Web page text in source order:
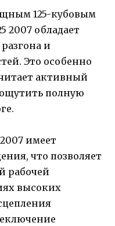
125-кубовым
2007 обладает
и
Это особенно
активный
полную
имеет
что позволяет
рабочей
высоких